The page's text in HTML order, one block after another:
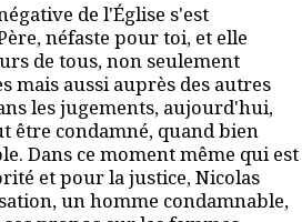
de l'Église s'est
néfaste pour toi, et elle
de tous, non seulement
mais aussi auprès des autres
les jugements, aujourd'hui,
être condamné, quand bien
Dans ce moment même qui est
et pour la justice, Nicolas
un homme condamnable,